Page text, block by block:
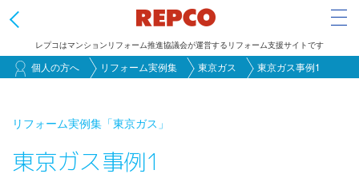
レプコはマンションリフォーム推進協議会が運営するリフォーム支援サイトです
個人の方へ リフォーム実例集 東京ガス 東京ガス事例1
リフォーム実例集 「東京ガス」
東京ガス事例1